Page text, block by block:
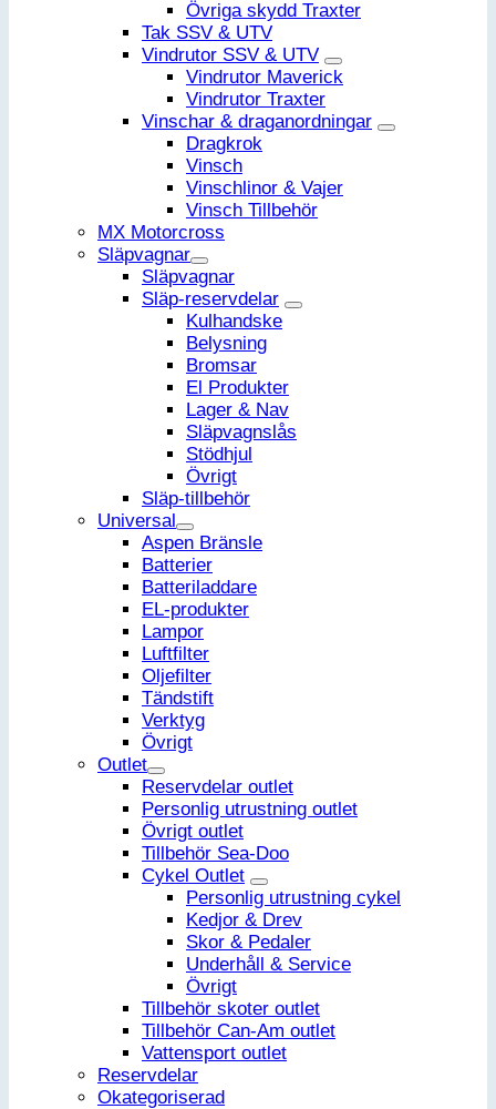
Övriga skydd Traxter
Tak SSV & UTV
Vindrutor SSV & UTV
Vindrutor Maverick
Vindrutor Traxter
Vinschar & draganordningar
Dragkrok
Vinsch
Vinschlinor & Vajer
Vinsch Tillbehör
MX Motorcross
Släpvagnar
Släpvagnar
Släp-reservdelar
Kulhandske
Belysning
Bromsar
El Produkter
Lager & Nav
Släpvagnslås
Stödhjul
Övrigt
Släp-tillbehör
Universal
Aspen Bränsle
Batterier
Batteriladdare
EL-produkter
Lampor
Luftfilter
Oljefilter
Tändstift
Verktyg
Övrigt
Outlet
Reservdelar outlet
Personlig utrustning outlet
Övrigt outlet
Tillbehör Sea-Doo
Cykel Outlet
Personlig utrustning cykel
Kedjor & Drev
Skor & Pedaler
Underhåll & Service
Övrigt
Tillbehör skoter outlet
Tillbehör Can-Am outlet
Vattensport outlet
Reservdelar
Okategoriserad